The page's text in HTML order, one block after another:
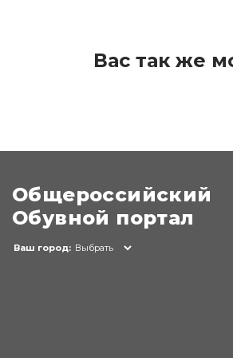
Вас так же
Общероссийский
Обувной портал
Ваш город: Выбрать